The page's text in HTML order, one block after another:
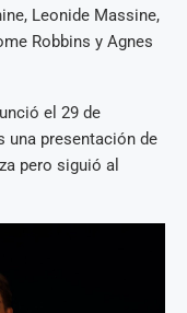
Leonide Massine,
Robbins y Agnes
el 29 de
una presentación de
pero siguió al